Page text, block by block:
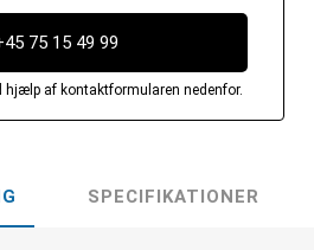
75 15 49 99
hjælp af kontaktformularen nedenfor.
SPECIFIKATIONER